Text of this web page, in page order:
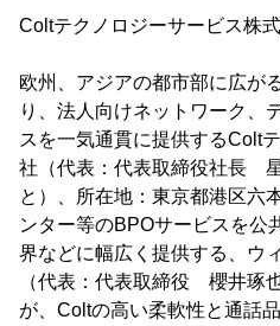
Coltテクノロジーサービス株
欧州、アジアの都市部に広が
り、法人向けネットワーク、
スを一気通貫に提供するColt
社（代表：代表取締役社長
と）、所在地：東京都港区六
ンター等のBPOサービスを公
界などに幅広く提供する、ウ
（代表：代表取締役 櫻井琢
が、Coltの高い柔軟性と通話